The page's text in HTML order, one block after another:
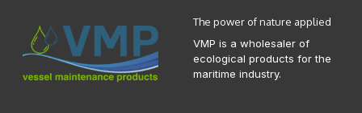
The power of nature applied
VMP is a wholesaler of
ecological products for the
maritime industry.